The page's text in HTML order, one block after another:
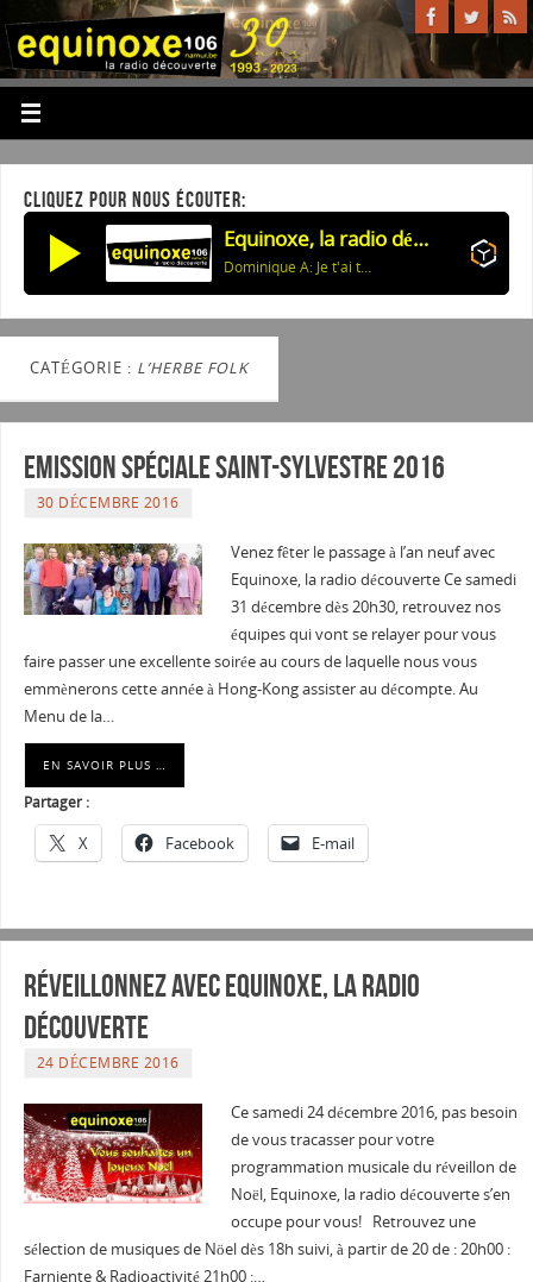
CLIQUEZ POUR NOUS ÉCOUTER:
Equinoxe, la radio découverte
Dominique A: Je t'ai toujours aimée
CATÉGORIE : L’HERBE FOLK
Emission spéciale Saint-Sylvestre 2016
30 DÉCEMBRE 2016
Venez fêter le passage à l’an neuf avec
Equinoxe, la radio découverte Ce samedi
31 décembre dès 20h30, retrouvez nos
équipes qui vont se relayer pour vous
faire passer une excellente soirée au cours de laquelle nous vous
emmènerons cette année à Hong-Kong assister au décompte. Au
Menu de la…
EN SAVOIR PLUS …
Partager :
X Facebook E-mail
Réveillonnez avec Equinoxe, la radio
découverte
24 DÉCEMBRE 2016
Ce samedi 24 décembre 2016, pas besoin
de vous tracasser pour votre
programmation musicale du réveillon de
Noël, Equinoxe, la radio découverte s’en
occupe pour vous! Retrouvez une
sélection de musiques de Nöel dès 18h suivi, à partir de 20 de : 20h00 :
Farniente & Radioactivité 21h00 :…